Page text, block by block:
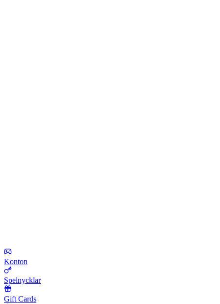
Konton
Spelnycklar
Gift Cards